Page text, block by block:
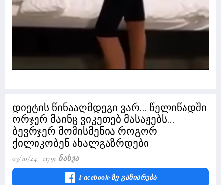
დიეტის წინააღმდეგი ვარ... წელიწადში
ორჯერ მაინც ვიკეთებ მასაჟებს...
ბევრჯერ მომისმენია როგორ
ქილიკობენ ახალგაზრდები
03/10/24 11791 Ნახვა
Facebook-Ზე Გაზიარება